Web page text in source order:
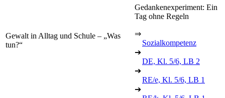
Gewalt in Alltag und Schule – „Was
tun?“
Gedankenexperiment: Ein
Tag ohne Regeln
⇒
Sozialkompetenz
➔
DE, Kl. 5/6, LB 2
➔
RE/e, Kl. 5/6, LB 1
➔